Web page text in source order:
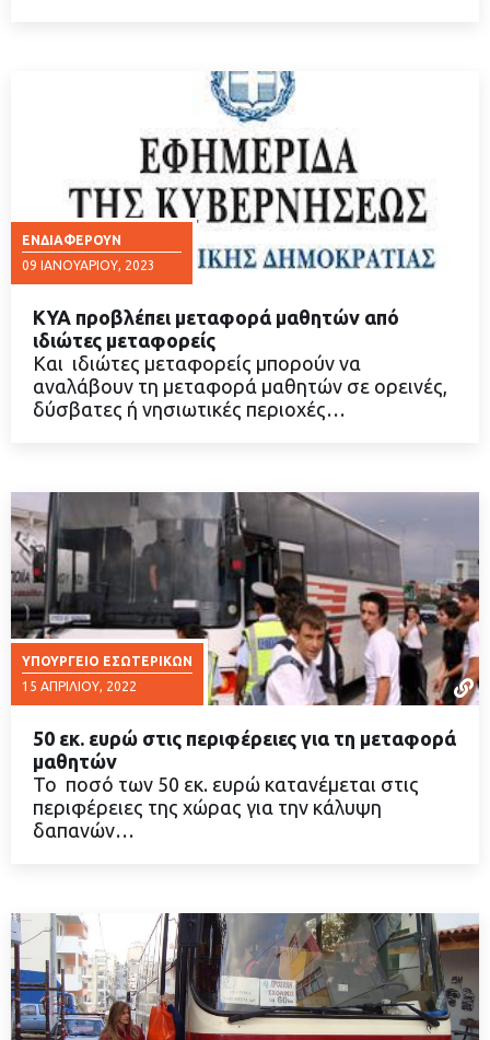
ΕΝΔΙΑΦΈΡΟΥΝ
09 ΙΑΝΟΥΑΡΊΟΥ, 2023
ΔΙΑΒΑΣΤΕ ΠΕΡΙΣΣΟΤΕΡΑ
ΚΥΑ προβλέπει μεταφορά μαθητών από
ιδιώτες μεταφορείς
Και ιδιώτες μεταφορείς μπορούν να
αναλάβουν τη μεταφορά μαθητών σε ορεινές,
δύσβατες ή νησιωτικές περιοχές…
ΥΠΟΥΡΓΕΊΟ ΕΣΩΤΕΡΙΚΏΝ
15 ΑΠΡΙΛΊΟΥ, 2022
ΔΙΑΒΑΣΤΕ ΠΕΡΙΣΣΟΤΕΡΑ
50 εκ. ευρώ στις περιφέρειες για τη μεταφορά
μαθητών
Το ποσό των 50 εκ. ευρώ κατανέμεται στις
περιφέρειες της χώρας για την κάλυψη
δαπανών…